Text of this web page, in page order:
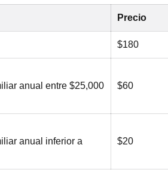
Precio
$180
anual entre $25,000
$60
anual inferior a
$20